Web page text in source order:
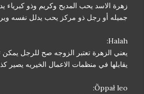
زهرة الاسد يحب المديح وكريم وذو كبرياء
جميله أو رجل ذو مركز يحب يدلل نفسه
Halah:
يعني الزهرة تعتبر الزوجه صح للرجل
يقابلها في منظمات الاعمال الخيريه يصير
Õppał leo: